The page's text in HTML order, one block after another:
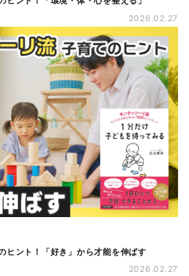
2026.02.27
ヒント！「好き」から才能を伸ばす
2026.02.27